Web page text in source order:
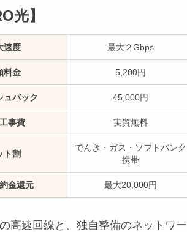
光】
速度 最大２Gbps
料金 5,200円
ュバック 45,000円
事費 実質無料
ト割
でんき・ガス・ソフトバンク
携帯
金還元 最大20,000円
高速回線と、独自整備のネットワー